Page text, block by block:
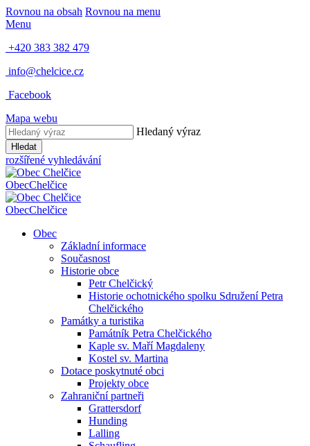
Rovnou na obsah Rovnou na menu
Menu
+420 383 382 479
info@chelcice.cz
Facebook
Mapa webu
Hledaný výraz
Hledat
rozšířené vyhledávání
ObecChelčice
ObecChelčice
Obec
Základní informace
Současnost
Historie obce
Petr Chelčický
Historie ochotnického spolku Sdružení Petra
Chelčického
Památky a turistika
Památník Petra Chelčického
Kaple sv. Maří Magdaleny
Kostel sv. Martina
Dotace poskytnuté obci
Projekty obce
Zahraniční partneři
Grattersdorf
Hunding
Lalling